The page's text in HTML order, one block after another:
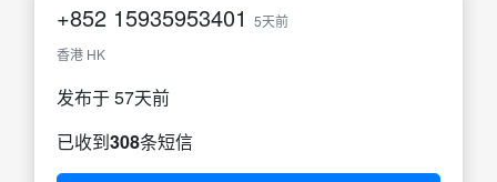
+852 15935953401 5天前
香港 HK
发布于 57天前
已收到308条短信